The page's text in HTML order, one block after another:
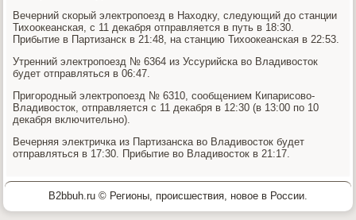
Вечерний скорый электропоезд в Находку, следующий до станции
Тихоокеанская, с 11 декабря отправляется в путь в 18:30.
Прибытие в Партизанск в 21:48, на станцию Тихоокеанская в 22:53.
Утренний электропоезд № 6364 из Уссурийска во Владивосток
будет отправляться в 06:47.
Пригородный электропоезд № 6310, сообщением Кипарисово-
Владивосток, отправляется с 11 декабря в 12:30 (в 13:00 по 10
декабря включительно).
Вечерняя электричка из Партизанска во Владивосток будет
отправляться в 17:30. Прибытие во Владивосток в 21:17.
B2bbuh.ru © Регионы, происшествия, новое в России.